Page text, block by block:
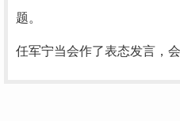
题。
任军宁当会作了表态发言，